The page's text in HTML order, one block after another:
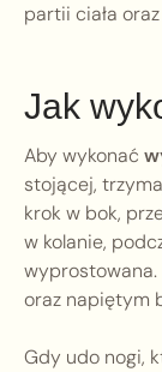
partii ciała
Jak
Aby wykonać
stojącej,
krok w bok,
w kolanie,
oraz napiętym
Gdy udo nogi,